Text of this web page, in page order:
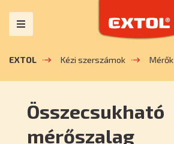
EXTOL Kézi szerszámok Mérők
Összecsukható
mérőszalag